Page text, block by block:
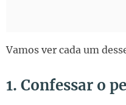
Vamos ver cada um
1. Confessar o